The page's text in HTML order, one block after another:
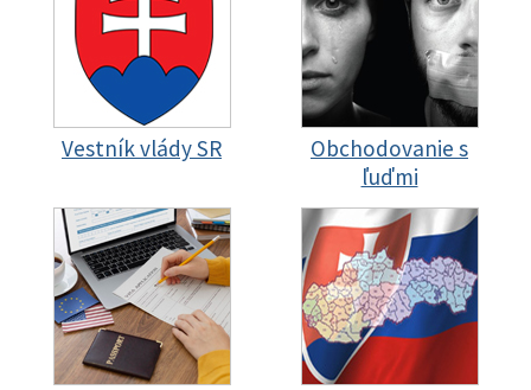
Vestník vlády SR
Obchodovanie s
ľuďmi